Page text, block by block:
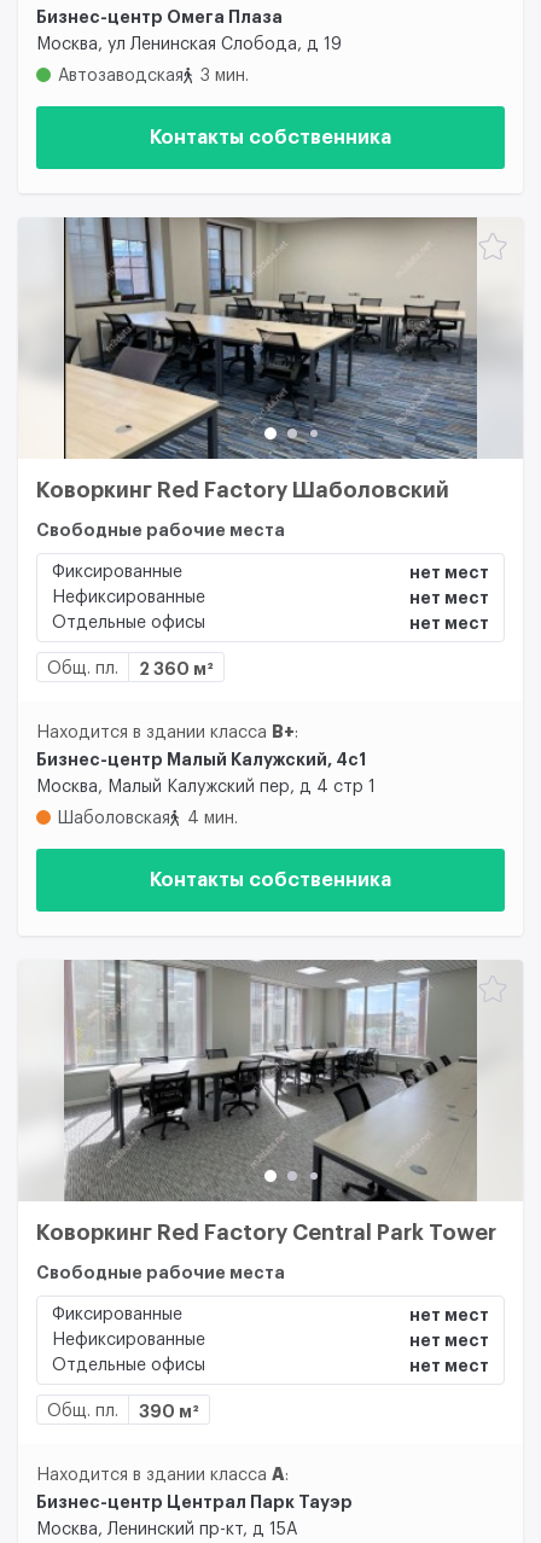
Бизнес-центр Омега Плаза
Москва, ул Ленинская Слобода, д 19
Автозаводская
3 мин.
Контакты собственника
Коворкинг Red Factory Шаболовский
Свободные рабочие места
Фиксированные
нет мест
Нефиксированные
нет мест
Отдельные офисы
нет мест
Общ. пл. 2 360 м²
Находится в здании класса B+:
Бизнес-центр Малый Калужский, 4с1
Москва, Малый Калужский пер, д 4 стр 1
Шаболовская
4 мин.
Контакты собственника
Коворкинг Red Factory Central Park Tower
Свободные рабочие места
Фиксированные
нет мест
Нефиксированные
нет мест
Отдельные офисы
нет мест
Общ. пл. 390 м²
Находится в здании класса A:
Бизнес-центр Централ Парк Тауэр
Москва, Ленинский пр-кт, д 15А